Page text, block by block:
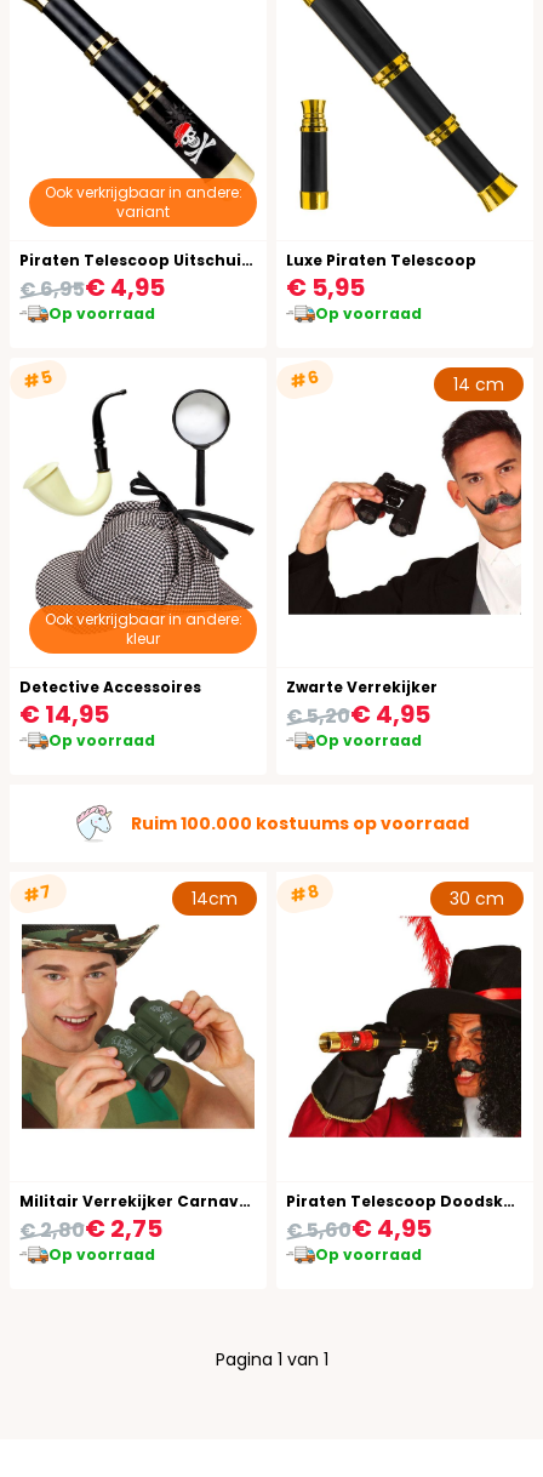
Ook verkrijgbaar in andere:
variant
Piraten Telescoop Uitschuifbaar
€ 4,95
€ 6,95
Op voorraad
Luxe Piraten Telescoop
€ 5,95
Op voorraad
#5
Ook verkrijgbaar in andere:
kleur
Detective Accessoires
€ 14,95
Op voorraad
#6 14 cm
Zwarte Verrekijker
€ 4,95
€ 5,20
Op voorraad
Ruim 100.000 kostuums op voorraad
#7 14cm
Militair Verrekijker Carnaval Groen Plastic
€ 2,75
€ 2,80
Op voorraad
#8 30 cm
Piraten Telescoop Doodskop
€ 4,95
€ 5,60
Op voorraad
Pagina 1 van 1